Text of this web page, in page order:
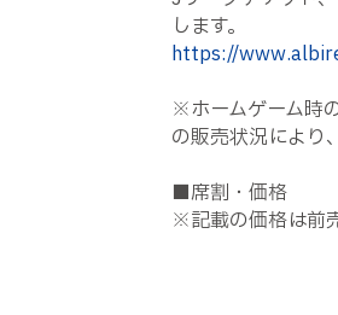
します。
https://
※ホームゲーム時
の販売状況により
■席割・価格
※記載の価格は前